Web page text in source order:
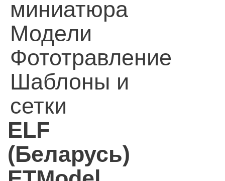
миниатюра
Модели
Фототравление
Шаблоны и
сетки
ELF
(Беларусь)